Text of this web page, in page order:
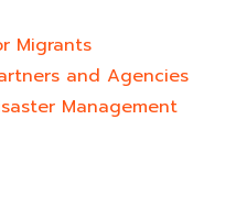
Migrants
and Agencies
Management